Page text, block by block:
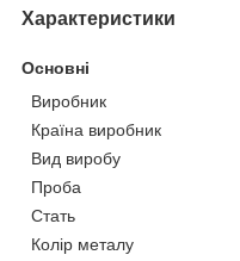
Характеристики
Основні
Виробник
Країна виробник
Вид виробу
Проба
Стать
Колір металу